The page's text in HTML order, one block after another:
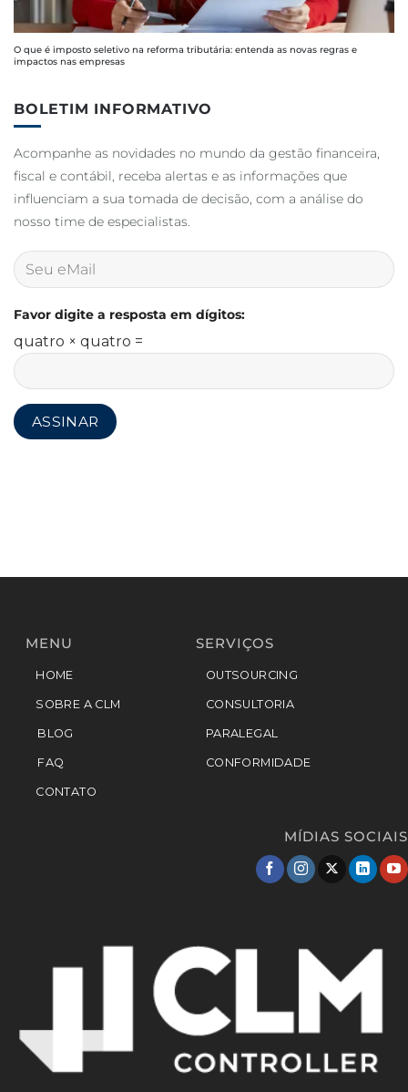
O que é imposto seletivo na reforma tributária: entenda as novas regras e
impactos nas empresas
BOLETIM INFORMATIVO
Acompanhe as novidades no mundo da gestão financeira,
fiscal e contábil, receba alertas e as informações que
influenciam a sua tomada de decisão, com a análise do
nosso time de especialistas.
Favor digite a resposta em dígitos:
quatro × quatro =
MENU
HOME
SOBRE A CLM
BLOG
FAQ
CONTATO
SERVIÇOS
OUTSOURCING
CONSULTORIA
PARALEGAL
CONFORMIDADE
MÍDIAS SOCIAIS